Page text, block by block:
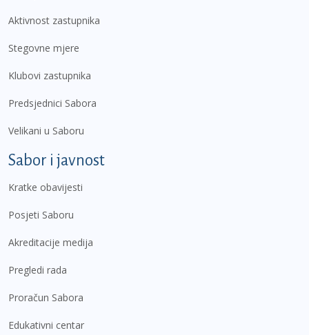
Aktivnost zastupnika
Stegovne mjere
Klubovi zastupnika
Predsjednici Sabora
Velikani u Saboru
Sabor i javnost
Kratke obavijesti
Posjeti Saboru
Akreditacije medija
Pregledi rada
Proračun Sabora
Edukativni centar